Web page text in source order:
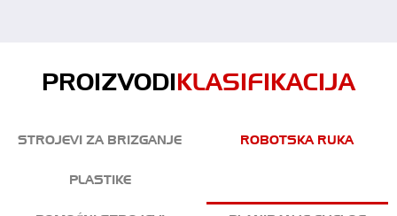
PROIZVODI KLASIFIKACIJA
STROJEVI ZA BRIZGANJE
PLASTIKE
ROBOTSKA RUKA